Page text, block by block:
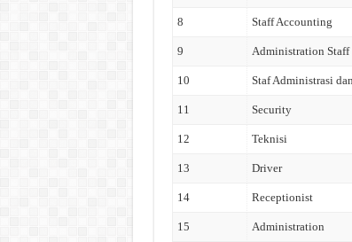
8 Staff Accounting
9 Administration Staff
10 Staf Administrasi
11 Security
12 Teknisi
13 Driver
14 Receptionist
15 Administration